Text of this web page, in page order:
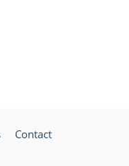
Contact